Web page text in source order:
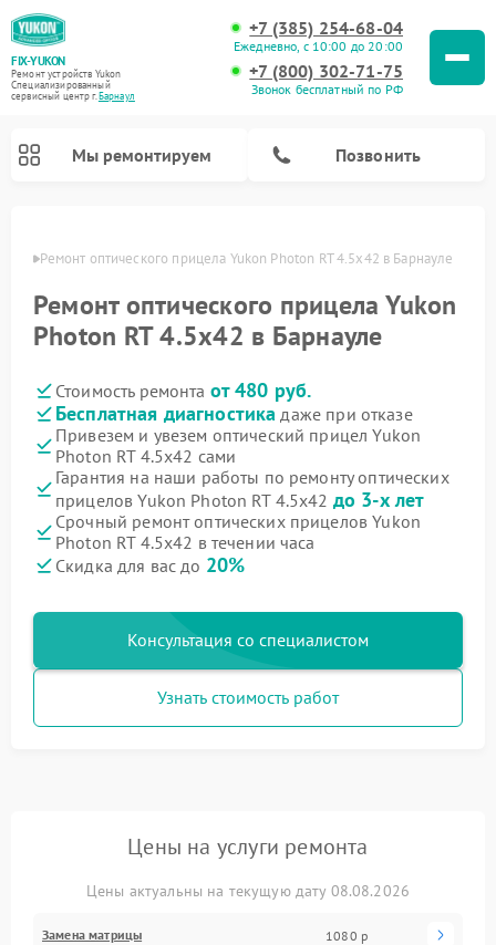
FIX-YUKON
Ремонт устройств Yukon
Специализированный
cервисный центр г.Барнаул
+7 (385) 254-68-04
Ежедневно, с 10:00 до 20:00
+7 (800) 302-71-75
Звонок бесплатный по РФ
Мы ремонтируем Позвонить
Ремонт оптического прицела Yukon Photon RT 4.5x42 в Барнауле
Ремонт оптического прицела Yukon
Photon RT 4.5x42 в Барнауле
Стоимость ремонта от 480 руб.
Бесплатная диагностика даже при отказе
Привезем и увезем оптический прицел Yukon
Photon RT 4.5x42 сами
Гарантия на наши работы по ремонту оптических
прицелов Yukon Photon RT 4.5x42 до 3-х лет
Срочный ремонт оптических прицелов Yukon
Photon RT 4.5x42 в течении часа
Скидка для вас до 20%
Консультация со специалистом
Узнать стоимость работ
Цены на услуги ремонта
Цены актуальны на текущую дату 08.08.2026
Замена матрицы 1080 р